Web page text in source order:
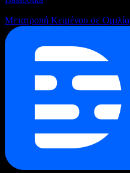
Μετατροπή Κειμένου σε Ομιλία